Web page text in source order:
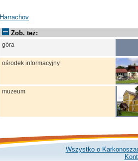
Harrachov
Zob. też:
góra
ośrodek informacyjny
muzeum
Wszystko o